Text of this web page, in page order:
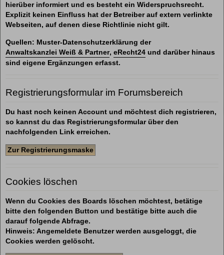
hierüber informiert und es besteht ein Widerspruchsrecht.
Explizit keinen Einfluss hat der Betreiber auf extern verlinkte
Webseiten, auf denen diese Richtlinie nicht gilt.
Quellen: Muster-Datenschutzerklärung der
Anwaltskanzlei Weiß & Partner, eRecht24 und darüber hinaus
sind eigene Ergänzungen erfasst.
Registrierungsformular im Forumsbereich
Du hast noch keinen Account und möchtest dich registrieren,
so kannst du das Registrierungsformular über den
nachfolgenden Link erreichen.
Zur Registrierungsmaske
Cookies löschen
Wenn du Cookies des Boards löschen möchtest, betätige
bitte den folgenden Button und bestätige bitte auch die
darauf folgende Abfrage.
Hinweis: Angemeldete Benutzer werden ausgeloggt, die
Cookies werden gelöscht.